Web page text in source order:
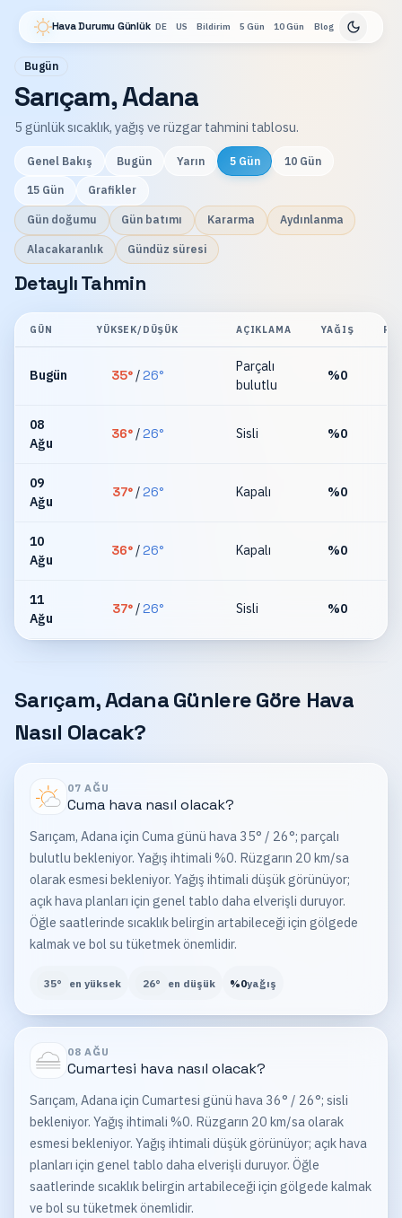
Hava Durumu Günlük DE US Bildirim 5 Gün 10 Gün Blog
Bugün
Sarıçam, Adana
5 günlük sıcaklık, yağış ve rüzgar tahmini tablosu.
Genel Bakış Bugün Yarın 5 Gün 10 Gün
15 Gün Grafikler
Gün doğumu Gün batımı Kararma Aydınlanma
Alacakaranlık Gündüz süresi
Detaylı Tahmin
GÜN YÜKSEK/DÜŞÜK AÇIKLAMA YAĞIŞ
Bugün 35° /26°
Parçalı
bulutlu
%0
08
Ağu
36° /26° Sisli %0
09
Ağu
37°/26° Kapalı %0
10
Ağu
36° /26° Kapalı %0
11
Ağu
37°/26° Sisli %0
Sarıçam, Adana Günlere Göre Hava
Nasıl Olacak?
07 AĞU
Cumahava nasıl olacak?
Sarıçam, Adana için Cuma günü hava 35° / 26°; parçalı
bulutlu bekleniyor. Yağış ihtimali %0. Rüzgarın 20 km/sa
olarak esmesi bekleniyor. Yağış ihtimali düşük görünüyor;
açık hava planları için genel tablo daha elverişli duruyor.
Öğle saatlerinde sıcaklık belirgin artabileceği için gölgede
kalmak ve bol su tüketmek önemlidir.
35° en yüksek 26° en düşük %0yağış
08 AĞU
Cumartesi hava nasıl olacak?
Sarıçam, Adana için Cumartesi günü hava 36° / 26°; sisli
bekleniyor. Yağış ihtimali %0. Rüzgarın 20 km/sa olarak
esmesi bekleniyor. Yağış ihtimali düşük görünüyor; açık hava
planları için genel tablo daha elverişli duruyor. Öğle
saatlerinde sıcaklık belirgin artabileceği için gölgede kalmak
ve bol su tüketmek önemlidir.